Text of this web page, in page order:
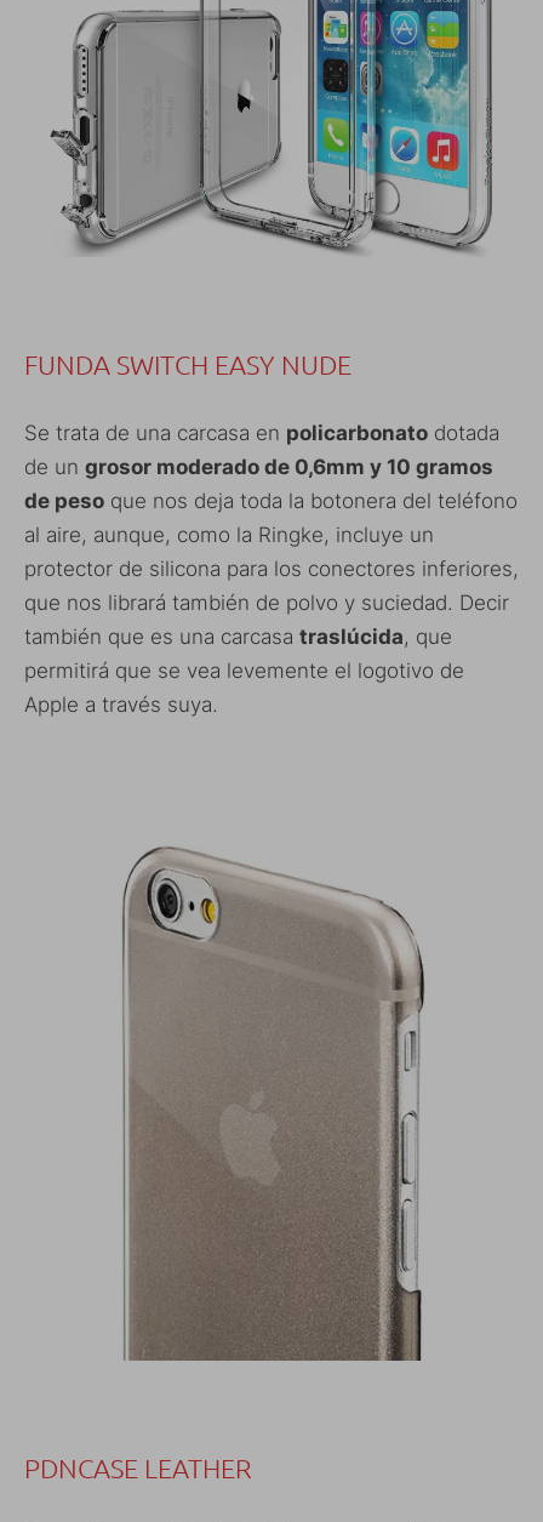
FUNDA SWITCH EASY NUDE
Se trata de una carcasa en policarbonato dotada
de un grosor moderado de 0,6mm y 10 gramos
de peso que nos deja toda la botonera del teléfono
al aire, aunque, como la Ringke, incluye un
protector de silicona para los conectores inferiores,
que nos librará también de polvo y suciedad. Decir
también que es una carcasa traslúcida, que
permitirá que se vea levemente el logotivo de
Apple a través suya.
PDNCASE LEATHER